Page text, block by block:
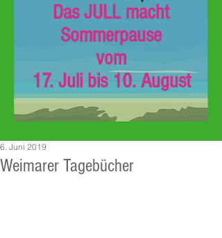
Das JULL macht
Sommerpause
vom
17. Juli bis 10. August
Weimarer Tagebücher
6. Juni 2019